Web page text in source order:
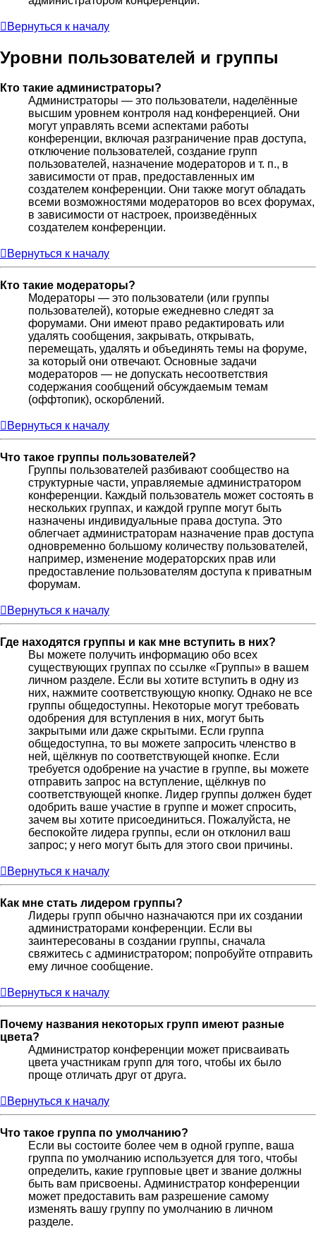
Вернуться к началу
Уровни пользователей и группы
Кто такие администраторы?
Администраторы — это пользователи, наделённые
высшим уровнем контроля над конференцией. Они
могут управлять всеми аспектами работы
конференции, включая разграничение прав доступа,
отключение пользователей, создание групп
пользователей, назначение модераторов и т. п., в
зависимости от прав, предоставленных им
создателем конференции. Они также могут обладать
всеми возможностями модераторов во всех форумах,
в зависимости от настроек, произведённых
создателем конференции.
Вернуться к началу
Кто такие модераторы?
Модераторы — это пользователи (или группы
пользователей), которые ежедневно следят за
форумами. Они имеют право редактировать или
удалять сообщения, закрывать, открывать,
перемещать, удалять и объединять темы на форуме,
за который они отвечают. Основные задачи
модераторов — не допускать несоответствия
содержания сообщений обсуждаемым темам
(оффтопик), оскорблений.
Вернуться к началу
Что такое группы пользователей?
Группы пользователей разбивают сообщество на
структурные части, управляемые администратором
конференции. Каждый пользователь может состоять в
нескольких группах, и каждой группе могут быть
назначены индивидуальные права доступа. Это
облегчает администраторам назначение прав доступа
одновременно большому количеству пользователей,
например, изменение модераторских прав или
предоставление пользователям доступа к приватным
форумам.
Вернуться к началу
Где находятся группы и как мне вступить в них?
Вы можете получить информацию обо всех
существующих группах по ссылке «Группы» в вашем
личном разделе. Если вы хотите вступить в одну из
них, нажмите соответствующую кнопку. Однако не все
группы общедоступны. Некоторые могут требовать
одобрения для вступления в них, могут быть
закрытыми или даже скрытыми. Если группа
общедоступна, то вы можете запросить членство в
ней, щёлкнув по соответствующей кнопке. Если
требуется одобрение на участие в группе, вы можете
отправить запрос на вступление, щёлкнув по
соответствующей кнопке. Лидер группы должен будет
одобрить ваше участие в группе и может спросить,
зачем вы хотите присоединиться. Пожалуйста, не
беспокойте лидера группы, если он отклонил ваш
запрос; у него могут быть для этого свои причины.
Вернуться к началу
Как мне стать лидером группы?
Лидеры групп обычно назначаются при их создании
администраторами конференции. Если вы
заинтересованы в создании группы, сначала
свяжитесь с администратором; попробуйте отправить
ему личное сообщение.
Вернуться к началу
Почему названия некоторых групп имеют разные
цвета?
Администратор конференции может присваивать
цвета участникам групп для того, чтобы их было
проще отличать друг от друга.
Вернуться к началу
Что такое группа по умолчанию?
Если вы состоите более чем в одной группе, ваша
группа по умолчанию используется для того, чтобы
определить, какие групповые цвет и звание должны
быть вам присвоены. Администратор конференции
может предоставить вам разрешение самому
изменять вашу группу по умолчанию в личном
разделе.